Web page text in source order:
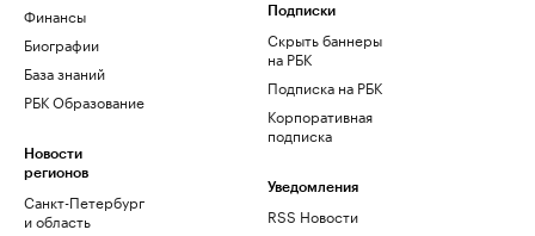
Финансы
Биографии
База знаний
РБК Образование
Новости
регионов
Санкт-Петербург
и область
Подписки
Скрыть баннеры
на РБК
Подписка на РБК
Корпоративная
подписка
Уведомления
RSS Новости